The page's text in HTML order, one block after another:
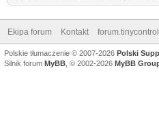
Ekipa forum Kontakt
Polskie tłumaczenie © 2007-2026 Polski
Silnik forum MyBB , © 2002-2026 MyBB